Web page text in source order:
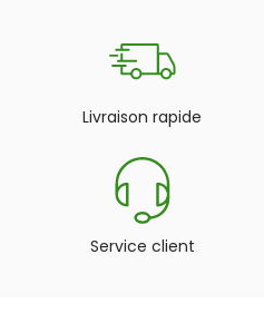
Livraison rapide
Service client